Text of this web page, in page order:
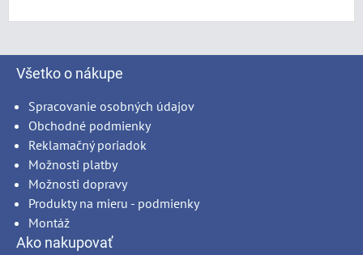
Všetko o nákupe
Spracovanie osobných údajov
Obchodné podmienky
Reklamačný poriadok
Možnosti platby
Možnosti dopravy
Produkty na mieru - podmienky
Montáž
Ako nakupovať